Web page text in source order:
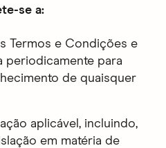
se a:
Termos e Condições e
periodicamente para
de quaisquer
aplicável, incluindo,
em matéria de